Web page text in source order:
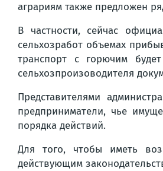
аграриям также предложен
В частности, сейчас
сельхозработ объемах
транспорт с горючим
сельхозпроизоводителя
Представителями
предприниматели, чье
порядка действий.
Для того, чтобы иметь
действующим